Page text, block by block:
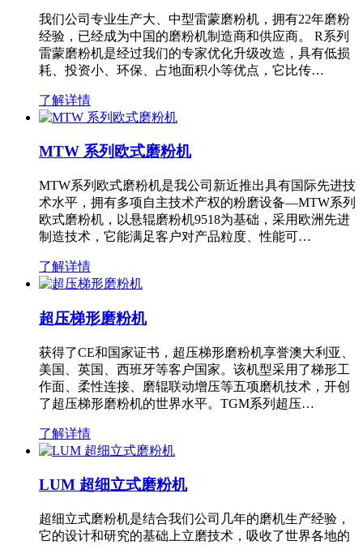
我们公司专业生产大、中型雷蒙磨粉机，拥有22年磨粉
经验，已经成为中国的磨粉机制造商和供应商。 R系列
雷蒙磨粉机是经过我们的专家优化升级改造，具有低损
耗、投资小、环保、占地面积小等优点，它比传…
了解详情
MTW 系列欧式磨粉机
MTW系列欧式磨粉机是我公司新近推出具有国际先进技
术水平，拥有多项自主技术产权的粉磨设备—MTW系列
欧式磨粉机，以悬辊磨粉机9518为基础，采用欧洲先进
制造技术，它能满足客户对产品粒度、性能可…
了解详情
超压梯形磨粉机
获得了CE和国家证书，超压梯形磨粉机享誉澳大利亚、
美国、英国、西班牙等客户国家。该机型采用了梯形工
作面、柔性连接、磨辊联动增压等五项磨机技术，开创
了超压梯形磨粉机的世界水平。TGM系列超压…
了解详情
LUM 超细立式磨粉机
超细立式磨粉机是结合我们公司几年的磨机生产经验，
它的设计和研究的基础上立磨技术，吸收了世界各地的